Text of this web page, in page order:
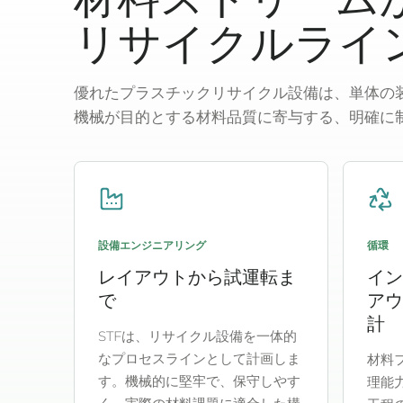
リサイクルライ
優れたプラスチックリサイクル設備は、単体
機械が目的とする材料品質に寄与する、明確
設備エンジニアリング
レイアウトから試運転ま
で
STFは、リサイクル設備を一体的
なプロセスラインとして計画しま
す。機械的に堅牢で、保守しやす
循環
イ
ア
計
材料
理能